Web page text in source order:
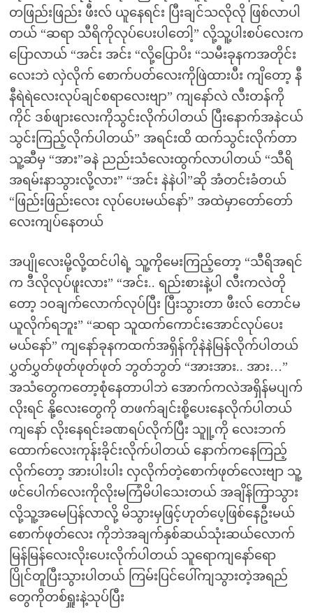
တဖြည်းဖြည်း ဖီးလ် ယူနေရင်း ပြီးချင်သလိုလို ဖြစ်လာပါ
တယ် “ဆရာ သီရိကိုလုပ်ပေးပါတေါ့” လို့သူ့ပါးစပ်လေးက
ပြောလာယ် “အင်း အင်း “လို့ပြောပိး “သမီးခုနကအတိုင်း
လေးဘဲ လှဲလိုက် စောက်ပတ်လေးကိုဖြဲထားပီး ကျိတော့ နီ
နီရဲရဲလေးလုပ်ချင်စရာလေးဗျာ” ကျနော်လဲ လီးတန်ကို
ကိုင် ဒစ်ဖျားလေးကိုသွင်းလိုက်ပါတယ် ပြီးနောက်အနဲငယ်
သွင်းကြည့်လိုက်ပါတယ်” အရင်းထိ ထက်သွင်းလိုက်တာ
သူ့ဆီမှ “အား”ခနဲ ညည်းသံလေးထွက်လာပါတယ် “သီရိ
အရမ်းနာသွားလို့လား” “အင်း နဲနဲပါ”ဆို အံတင်းခံတယ်
“ဖြည်းဖြည်းလေး လုပ်ပေးမယ်နော်” အထဲမှာတော်တော်
လေးကျပ်နေတယ်
အပျိုလေးမို့လို့ထင်ပါရဲ့ သူ့ကိုမေးကြည့်တော့ “သီရိအရင်
က ဒီလိုလုပ်ဖူးလား” “အင်း.. ရည်းစားနဲ့ပါ လီးကလဲတို
တော့ ၁၀ချက်လောက်လုပ်ပြီး ပြီးသွားတာ ဖီးလ် တောင်မ
ယူလိုက်ရဘူး” “ဆရာ သူထက်ကောင်းအောင်လုပ်ပေး
မယ်နော်” ကျနော်ခုနကထက်အရှိန်ကိုနဲနဲမြန်လိုက်ပါတယ်
ပွှတ်ပွှတ်ဖုတ်ဖုတ်ဖုတ် ဘွတ်ဘွတ် “အားအား.. အား…”
အသံတွေကတော့စုံနေတာပါဘဲ အောက်ကလဲအရှိန်မပျက်
လိုးရင် နို့လေးတွေကို တဖက်ချင်းစို့ပေးနေလိုက်ပါတယ်
ကျနော် လိုးနေရင်းခဏရပ်လိုက်ပြီး သူူ့ကို လေးဘက်
ထောက်လေးကုန်းခိုင်းလိုက်ပါတယ် နောက်ကနေကြည့်
လိုက်တော့ အားပါးပါး လှလိုက်တဲ့စောက်ဖုတ်လေးဗျာ သူ့
ဖင်ပေါက်လေးကိုလိုးမကြံမိပါသေးတယ် အချိန်ကြာသွား
လို့သူ့အမေပြန်လာလို့ မိသွားမှဖြင့်ဟုတ်ပေ့ဖြစ်နေဦးမယ်
စောက်ဖုတ်လေး ကိုဘဲအချက်နှစ်ဆယ်သုံးဆယ်လောက်
မြန်မြန်လေးလိုးပေးလိုက်ပါတယ် သူရောကျနော်ရော
ပြိုင်တူပြီးသွားပါတယ် ကြမ်းပြင်ပေါ်ကျသွားတဲ့အရည်
တွေကိုတစ်ရှူးနဲ့သုပ်ပြီး